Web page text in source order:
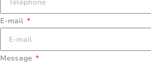
E-mail
Message